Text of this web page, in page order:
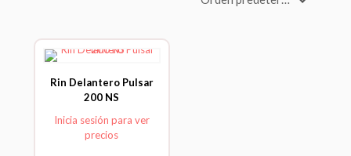
Rin Delantero Pulsar
200 NS
Inicia sesión para ver
precios